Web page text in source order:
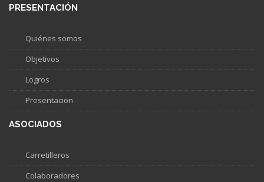
PRESENTACIÓN
Quiénes somos
Objetivos
Logros
Presentacion
ASOCIADOS
Carretilleros
Colaboradores